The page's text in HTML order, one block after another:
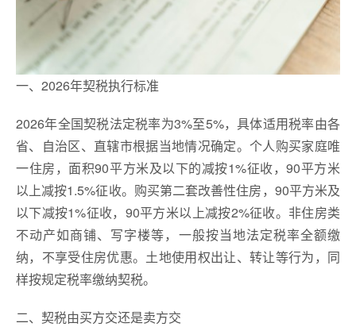
一、2026年契税执行标准
2026年全国契税法定税率为3%至5%，具体适用税率由各
省、自治区、直辖市根据当地情况确定。个人购买家庭唯
一住房，面积90平方米及以下的减按1%征收，90平方米
以上减按1.5%征收。购买第二套改善性住房，90平方米及
以下减按1%征收，90平方米以上减按2%征收。非住房类
不动产如商铺、写字楼等，一般按当地法定税率全额缴
纳，不享受住房优惠。土地使用权出让、转让等行为，同
样按规定税率缴纳契税。
二、契税由买方交还是卖方交